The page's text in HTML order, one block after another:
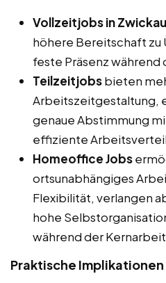
Vollzeitjobs in Zwickau
höhere Bereitschaft zu
feste Präsenz
Teilzeitjobsbieten
Arbeitszeitgestaltung,
genaue Abstimmung
effiziente
Homeoffice Jobs
ortsunabhängiges
Flexibilität, verlangen
hohe
während der
Praktische Implikationen